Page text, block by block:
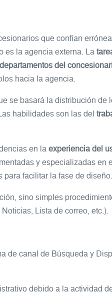
que confían
es la agencia externa. La
del
hacia la agencia.
se basará la distribución de
habilidades son las del
en laexperiencia del
y especializadas en
facilitar la fase de diseño.
sino simples
Lista de correo, etc.).
de canal de Búsqueda y
debido a la actividad